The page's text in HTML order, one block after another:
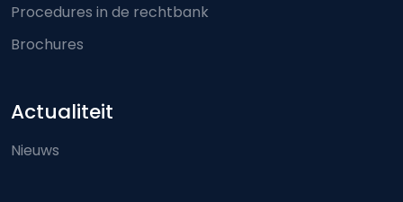
Procedures in de rechtbank
Brochures
Actualiteit
Nieuws